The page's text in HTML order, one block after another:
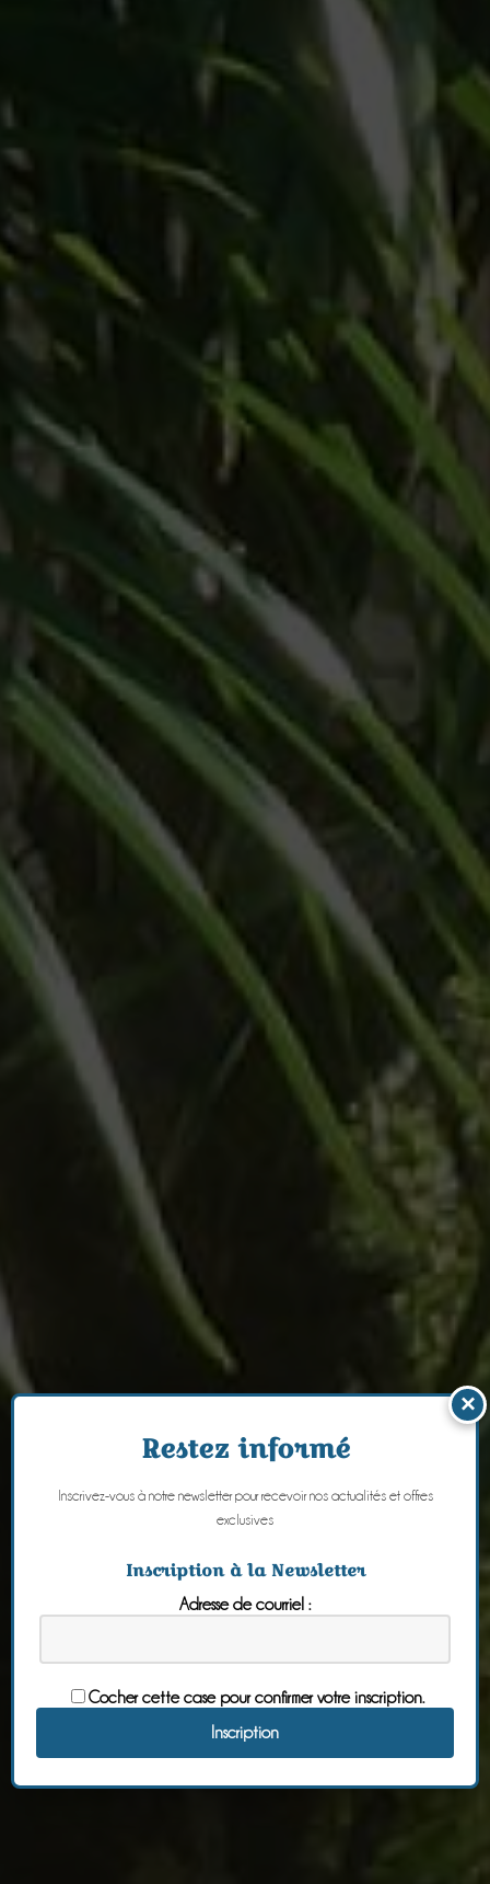
×
Restez informé
Inscrivez-vous à notre newsletter pour recevoir nos actualités et offres
exclusives
Inscription à la Newsletter
Adresse de courriel :
Cocher cette case pour confirmer votre inscription.